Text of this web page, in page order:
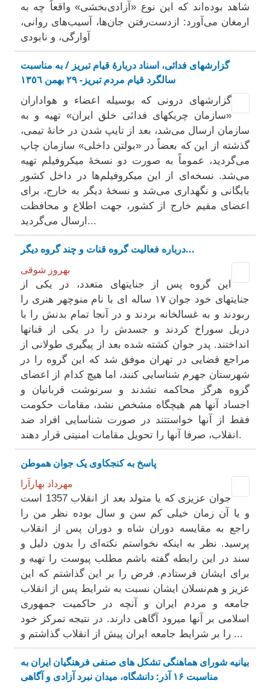
شاهد بوده‌اند که این نوع «آزادی‌بخشی» واقعاً چه به
ارمغان می‌آورد: از‌دست‌رفتن جان‌ها، آسیب‌های روانی،
آوارگی، و نابودی
گزارشهای فدائی، اسناد دربارۀ قیام تبریز / به مناسبت
گزارشهای درونی که بوسیله اعضاء و هواداران
«سازمان چریکهای فدائی خلق ایران» تهیه و به
سازمان ارسال می‌شد، بعد از تایپ شدن در خانۀ تیمی،
گذشته از این که بعضاً در «بولتن داخلی» سازمان چاپ
می‌گردید، عموماً به صورت دو نسخۀ میکروفیلم تهیه
می‌شد. نسخه‌ای از این میکروفیلم‌ها در داخل کشور
بایگانی و نگهداری می‌شد و نسخۀ دیگر به خارج، برای
اعضای مقیم خارج از کشور، جهت اطلاع و محافظت
ارسال می‌گردید...
درباره فعالیت گروه قنات و چند گروه دیگر...
بهروز شوقی
این گروه پس از جنایتهای متعدد، در یکی از
جنایتهای خود جوان ۱۷ ساله ای با نام منوچهر هنری را
ربودند و به غسالخانه بردند و در آنجا تمام بدنش را با
دریل سوراخ کردند و جسدش را در یکی از قناتها
انداختند. پدر جوان کشته شده بعد از پیگیری طولانی از
مراجع قضایی در تهران موفق شد که این گروه را در
شهرستان جهرم شناسایی کنند، اما هیچ کدام از اعضای
گروه هرگز محاکمه نشدند و سرنوشت قربانیان و
اجساد آنها هم هیچگاه مشخص نشد، مقامات حکومت
فقط از آنها خواستتند در صورت شناسایی افراد ضد
انقلاب، صرفا آنها را تحویل مقامات امنیتی قرار دهند.
پاسخ بە کنجکاوی یک جوان هموطن
مهرداد بهارآرا
جوان عزیزی که یا متولد بعد از انقلاب 1357 است
و یا آن زمان خیلی کم سن و سال بوده نظر من را
راجع به مقایسه دوران شاه و دوران پس از انقلاب
پرسید. نظر به اینکه نخواستم نکته‌ای را بدون دلیل و
سند در این رابطه گفته باشم مطلب پیوست را تهیه و
برای ایشان فرستادم. فرض را بر این گذاشتم که این
عزیز و هم‌نسلان ایشان نسبت به شرایط پس از انقلاب
جامعه و مردم ایران و آنچه در حاکمیت جمهوری
اسلامی بر آنها میرود آگاهی دارند. در نتیجه تمرکز خود
را بر شرایط جامعه ایران پیش از انقلاب گذاشتم و ...
بیانیه شورای هماهنگی تشکل های صنفی فرهنگیان ایران به
مناسبت ۱۶ آذر: دانشگاه، میدان نبرد آزادی و آگاهی